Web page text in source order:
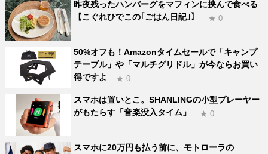
昨夜残ったハンバーグをマフィンに挟んで食べる
【こぐれひでこの｢ごはん日記｣】
★ 0
50%オフも！Amazonタイムセールで「キャンプ
テーブル」や「マルチグリドル」が今ならお買い
得ですよ
★ 0
スマホは置いとこ。SHANLINGの小型プレーヤー
がもたらす「音楽没入タイム」
★ 0
スマホに20万円も払う前に、モトローラの